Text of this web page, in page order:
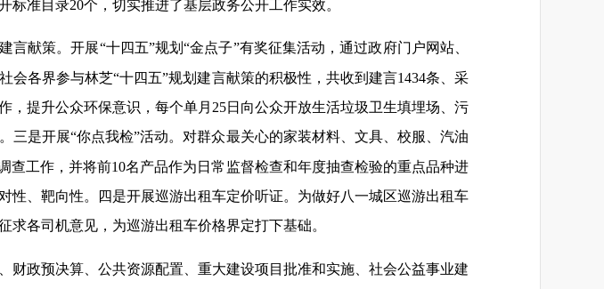
准目录20个，切实推进了基层政务公开工作实效。
献策。开展“十四五”规划“金点子”有奖征集活动，通过政府门户网站、
各界参与林芝“十四五”规划建言献策的积极性，共收到建言1434条、采
提升公众环保意识，每个单月25日向公众开放生活垃圾卫生填埋场、污
是开展“你点我检”活动。对群众最关心的家装材料、文具、校服、汽油
工作，并将前10名产品作为日常监督检查和年度抽查检验的重点品种进
、靶向性。四是开展巡游出租车定价听证。为做好八一城区巡游出租车
各司机意见，为巡游出租车价格界定打下基础。
财政预决算、公共资源配置、重大建设项目批准和实施、社会公益事业建